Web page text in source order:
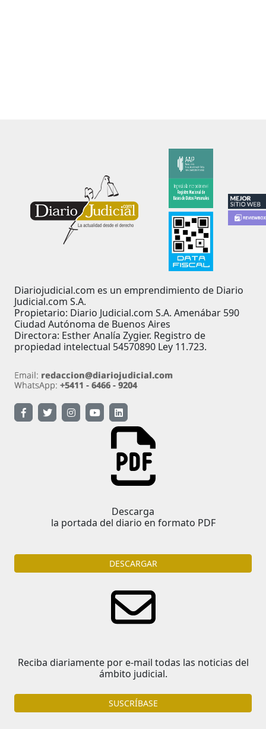
Diariojudicial.com es un emprendimiento de Diario
Judicial.com S.A.
Propietario: Diario Judicial.com S.A. Amenábar 590
Ciudad Autónoma de Buenos Aires
Directora: Esther Analía Zygier. Registro de
propiedad intelectual 54570890 Ley 11.723.
Descarga
la portada del diario en formato PDF
DESCARGAR
Reciba diariamente por e-mail todas las noticias del
ámbito judicial.
SUSCRÍBASE